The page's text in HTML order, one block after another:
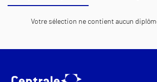
Votre sélection ne contient aucun